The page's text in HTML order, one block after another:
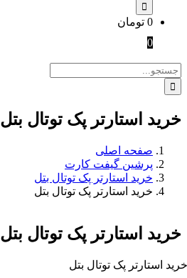
برای:
0 تومان
0
جستجو
برای:
خرید استارتر پک توتال بتل
صفحه اصلی
پرشین گیفت کارت
خرید استارتر پک توتال بتل
خرید استارتر پک توتال بتل
خرید استارتر پک توتال بتل
خرید استارتر پک توتال بتل